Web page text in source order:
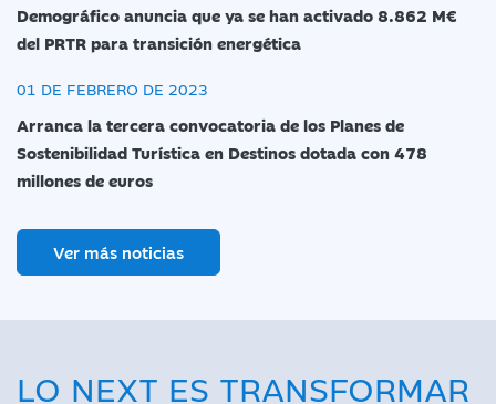
Demográfico anuncia que ya se han activado 8.862 M€
del PRTR para transición energética
01 DE FEBRERO DE 2023
Arranca la tercera convocatoria de los Planes de
Sostenibilidad Turística en Destinos dotada con 478
millones de euros
Ver más noticias
LO NEXT ES TRANSFORMAR